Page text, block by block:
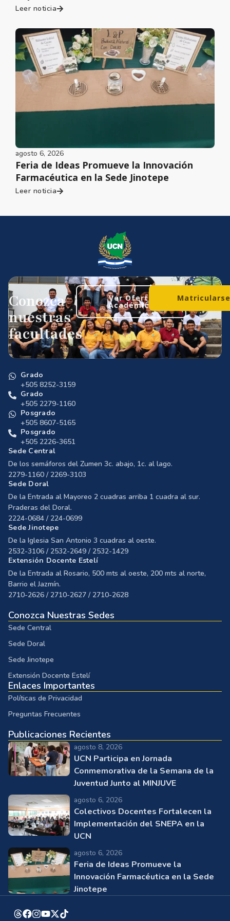
Leer noticia
agosto 6, 2026
Feria de Ideas Promueve la Innovación
Farmacéutica en la Sede Jinotepe
Leer noticia
Conozca
nuestras
facultades
Ver Oferta
Académica
Grado
+505 8252-3159
Grado
+505 2279-1160
Posgrado
+505 8607-5165
Posgrado
+505 2226-3651
Sede Central
De los semáforos del Zumen 3c. abajo, 1c. al lago.
2279-1160 / 2269-3103
Sede Doral
De la Entrada al Mayoreo 2 cuadras arriba 1 cuadra al sur.
Praderas del Doral.
2224-0684 / 224-0699
Sede Jinotepe
De la Iglesia San Antonio 3 cuadras al oeste.
2532-3106 / 2532-2649 / 2532-1429
Extensión Docente Estelí
De la Entrada al Rosario, 500 mts al oeste, 200 mts al norte,
Barrio el Jazmín.
2710-2626 / 2710-2627 / 2710-2628
Conozca Nuestras Sedes
Sede Central
Sede Doral
Sede Jinotepe
Extensión Docente Estelí
Enlaces Importantes
Políticas de Privacidad
Preguntas Frecuentes
Publicaciones Recientes
agosto 8, 2026
UCN Participa en Jornada
Conmemorativa de la Semana de la
Juventud Junto al MINJUVE
agosto 6, 2026
Colectivos Docentes Fortalecen la
Implementación del SNEPA en la
UCN
agosto 6, 2026
Feria de Ideas Promueve la
Innovación Farmacéutica en la Sede
Jinotepe